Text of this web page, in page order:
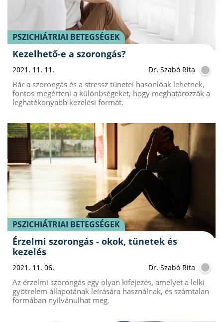
PSZICHIÁTRIAI BETEGSÉGEK
Kezelhető-e a szorongás?
2021. 11. 11. Dr. Szabó Rita
Bár a szorongás és a stressz tünetei hasonlóak lehetnek,
fontos megérteni a különbségeket, hogy meghatározzák a
leghatékonyabb kezelési formát.
PSZICHIÁTRIAI BETEGSÉGEK
Érzelmi szorongás - okok, tünetek és
kezelés
2021. 11. 06. Dr. Szabó Rita
Az érzelmi szorongás egy olyan kifejezés, amelyet a lelki
gyötrelem állapotának leírására használnak, és számtalan
formában nyilvánulhat meg.